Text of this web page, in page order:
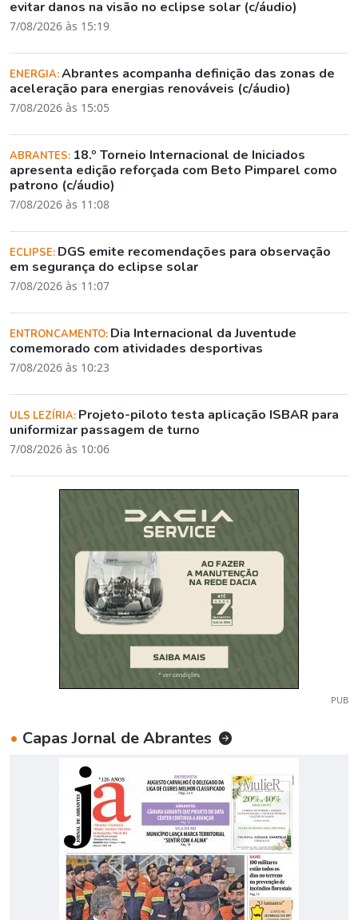
evitar danos na visão no eclipse solar (c/áudio)
7/08/2026 às 15:19
ENERGIA:Abrantes acompanha definição das zonas de
aceleração para energias renováveis (c/áudio)
7/08/2026 às 15:05
ABRANTES: 18.º Torneio Internacional de Iniciados
apresenta edição reforçada com Beto Pimparel como
patrono (c/áudio)
7/08/2026 às 11:08
ECLIPSE: DGS emite recomendações para observação
em segurança do eclipse solar
7/08/2026 às 11:07
ENTRONCAMENTO: Dia Internacional da Juventude
comemorado com atividades desportivas
7/08/2026 às 10:23
ULS LEZÍRIA: Projeto-piloto testa aplicação ISBAR para
uniformizar passagem de turno
7/08/2026 às 10:06
PUB
• Capas Jornal de Abrantes